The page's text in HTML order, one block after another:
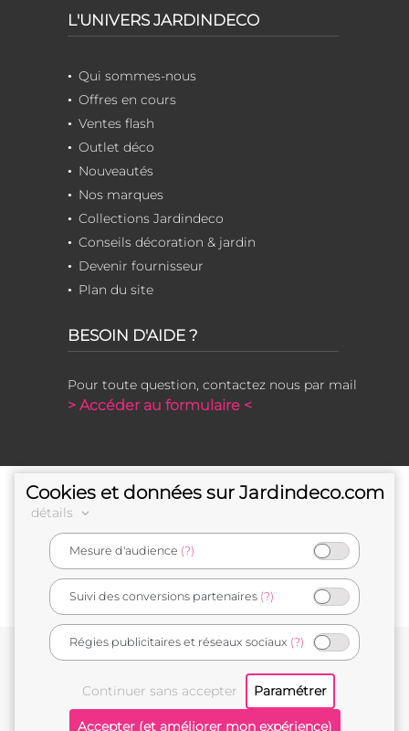
L'UNIVERS JARDINDECO
Qui sommes-nous
Offres en cours
Ventes flash
Outlet déco
Nouveautés
Nos marques
Collections Jardindeco
Conseils décoration & jardin
Devenir fournisseur
Plan du site
BESOIN D'AIDE ?
Pour toute question, contactez nous par mail
> Accéder au formulaire <
e-commerçant français
Cookies et données sur Jardindeco.com
détails
Mesure d'audience (?)
Suivi des conversions partenaires (?)
Régies publicitaires et réseaux sociaux (?)